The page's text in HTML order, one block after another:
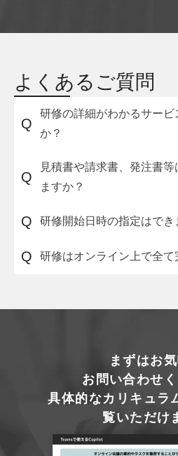
よくあるご質問
Q
研修の詳細がわかるサービ
か？
研修の詳細（講座の流れ・申
めた資料をご用意しています。
ちらの資料請求フォーム
Q
見積書や請求書、発注書等
ますか？
さい。
Q 研修開始日時の指定はでき
Q 研修はオンライン上で全て
まずはお
お問い合わせく
具体的なカリキュラ
覧いただけ